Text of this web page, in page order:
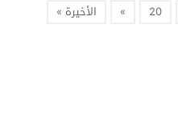
20
» الأخيرة »